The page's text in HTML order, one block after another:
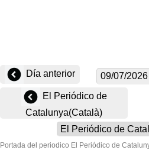
Día anterior
El Periódico de
Catalunya(Català)
Portada del periodico El Periódico de